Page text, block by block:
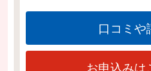
口コミや
お申込みは